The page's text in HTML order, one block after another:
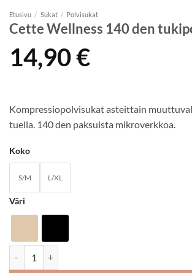
Etusivu / Sukat / Polvisukat
Cette Wellness 140 den
14,90€
Kompressiopolvisukat asteittain
tuella. 140 den paksuista mikroverkkoa.
Koko
S/M L/XL
Väri